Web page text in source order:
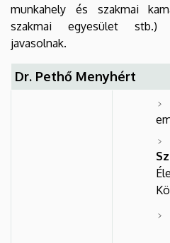
munkahely és szakmai
szakmai egyesület stb.)
javasolnak.
Dr. Pethő Menyhért